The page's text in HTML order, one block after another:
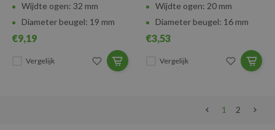
Wijdte ogen: 32 mm
Diameter beugel: 19 mm
€9,19
Vergelijk
Wijdte ogen: 20 mm
Diameter beugel: 16 mm
€3,53
Vergelijk
1 2